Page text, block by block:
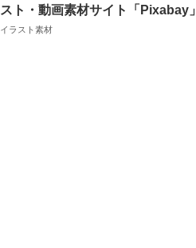
スト・動画素材サイト「Pixabay」
イラスト素材